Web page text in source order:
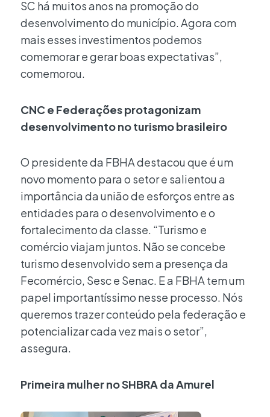
SC há muitos anos na promoção do
desenvolvimento do município. Agora com
mais esses investimentos podemos
comemorar e gerar boas expectativas”,
comemorou.
CNC e Federações protagonizam
desenvolvimento no turismo brasileiro
O presidente da FBHA destacou que é um
novo momento para o setor e salientou a
importância da união de esforços entre as
entidades para o desenvolvimento e o
fortalecimento da classe. “Turismo e
comércio viajam juntos. Não se concebe
turismo desenvolvido sem a presença da
Fecomércio, Sesc e Senac. E a FBHA tem um
papel importantíssimo nesse processo. Nós
queremos trazer conteúdo pela federação e
potencializar cada vez mais o setor”,
assegura.
Primeira mulher no SHBRA da Amurel